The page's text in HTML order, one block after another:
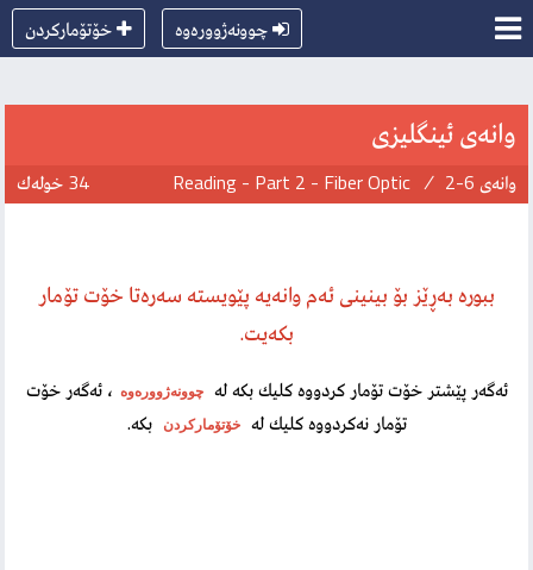
چوونەژوورەوە خۆتۆماركردن
وانەی ئینگلیزی
وانەی 6-2 /
Reading - Part 2 - Fiber Optic 34 خولەك
ببورە بەڕێز بۆ بینینی ئەم وانەیە پێویستە سەرەتا خۆت تۆمار
بكەیت.
ئەگەر پێشتر خۆت تۆمار كردووە كلیك بكە لە چوونەژوورەوە ، ئەگەر خۆت
تۆمار نەكردووە كلیك لە
خۆتۆماركردن بكە.